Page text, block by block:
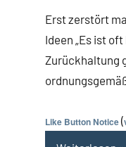
Erst zerstört
Ideen „Es ist
Zurückhaltung
Like Button Notice(